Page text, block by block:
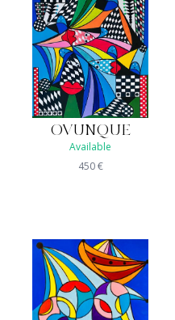
OVUNQUE
Available
450€